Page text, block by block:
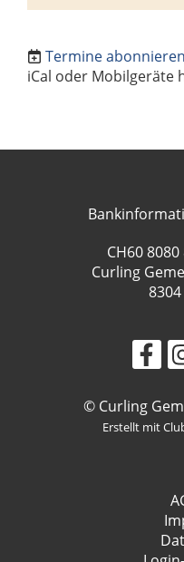
Termine abonnieren
iCal oder Mobilgeräte
CH60
Curling
© Curling
Erstellt mit